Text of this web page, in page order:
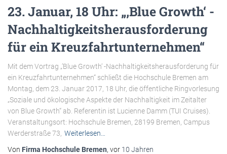
23. Januar, 18 Uhr: „‚Blue Growth‘ -
Nachhaltigkeitsherausforderung
für ein Kreuzfahrtunternehmen“
Mit dem Vortrag „’Blue Growth‘ -Nachhaltigkeitsherausforderung für
ein Kreuzfahrtunternehmen“ schließt die Hochschule Bremen am
Montag, dem 23. Januar 2017, 18 Uhr, die öffentliche Ringvorlesung
„Soziale und ökologische Aspekte der Nachhaltigkeit im Zeitalter
von Blue Growth“ ab. Referentin ist Lucienne Damm (TUI Cruises).
Veranstaltungsort: Hochschule Bremen, 28199 Bremen, Campus
Werderstraße 73, Weiterlesen…
Von Firma Hochschule Bremen, vor 10 Jahren